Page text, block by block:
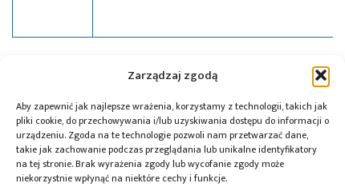
Zarządzaj zgodą
Aby zapewnić jak najlepsze wrażenia, korzystamy z technologii, takich jak
pliki cookie, do przechowywania i/lub uzyskiwania dostępu do informacji o
urządzeniu. Zgoda na te technologie pozwoli nam przetwarzać dane,
takie jak zachowanie podczas przeglądania lub unikalne identyfikatory
na tej stronie. Brak wyrażenia zgody lub wycofanie zgody może
niekorzystnie wpłynąć na niektóre cechy i funkcje.
news,szkolenie,TME
Przeczytaj również: